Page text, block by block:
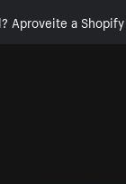
Aproveite a